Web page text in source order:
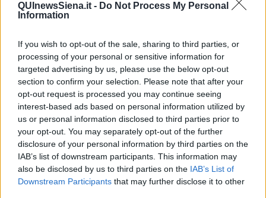
QUInewsSiena.it - Do Not Process My Personal
Information
If you wish to opt-out of the sale, sharing to third parties, or
processing of your personal or sensitive information for
targeted advertising by us, please use the below opt-out
section to confirm your selection. Please note that after your
opt-out request is processed you may continue seeing
interest-based ads based on personal information utilized by
us or personal information disclosed to third parties prior to
your opt-out. You may separately opt-out of the further
disclosure of your personal information by third parties on the
IAB’s list of downstream participants. This information may
also be disclosed by us to third parties on the IAB’s List of
Downstream Participants that may further disclose it to other
La Bilancia valuta tanto a lungo le cose, e da troppa importanza
che invece di fare di testa sua, decide in base di quello che gli altri
aspettano da lui. Lo Scorpione, che difficilmente ti fa entrare nella
sua privacy, agisce d’istinto in un lampo, quindi di solito non prende
decisioni logiche e ponderate. Il Sagittario, che non sopporta se gli
pongono dei confini, si sente autorizzato ad utilizzare tutti i mezzi,
pure quelli non tanto regolari, per arrivare al traguardo,
eventualmente potrebbe mancare di riflessione, in quello che fa.
Il Capricorno, saggio e responsabile, ma é troppo attacato ai valori
materiali, spesso decide in base alla convenienza e non in base
alla logica. L’Acquario é troppo libertino, ha il modo di pensare solo
suo, un mondo interiore strano e un grado di valutazione diverso
da altrui, spesso decide in modo estremo e sorprendente, anche
nelle situazioni normali. Il segno dei Pesci ragiona piú con il cuore e